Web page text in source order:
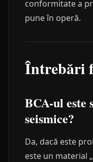
conformitate a
pune în operă.
Întrebări
BCA-ul este
seismice?
Da, dacă este
este un material